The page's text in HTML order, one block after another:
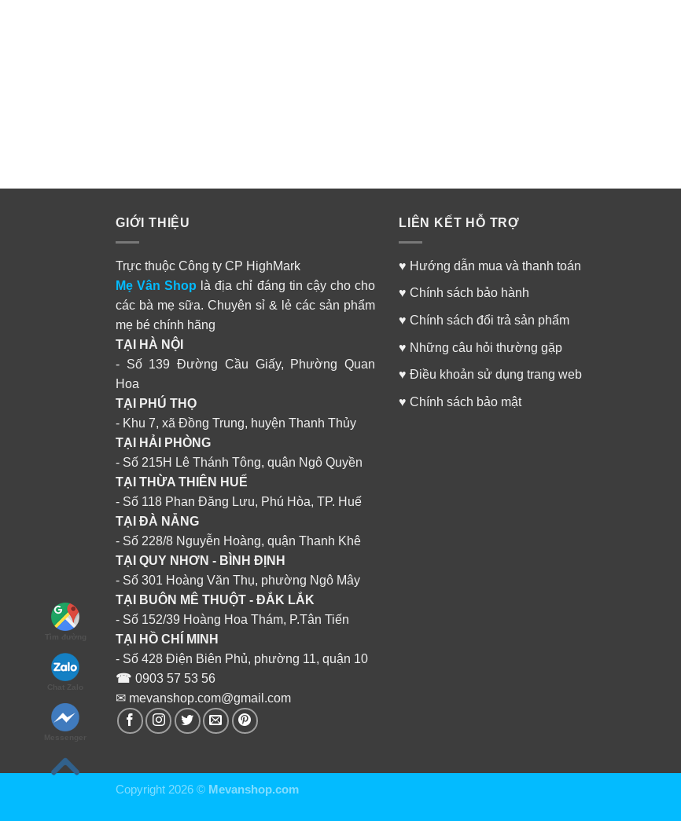
GIỚI THIỆU
Trực thuộc Công ty CP HighMark
Mẹ Vân Shop là địa chỉ đáng tin cậy cho cho
các bà mẹ sữa. Chuyên sỉ & lẻ các sản phẩm
mẹ bé chính hãng
TẠI HÀ NỘI
- Số 139 Đường Cầu Giấy, Phường Quan
Hoa
TẠI PHÚ THỌ
- Khu 7, xã Đồng Trung, huyện Thanh Thủy
TẠI HẢI PHÒNG
- Số 215H Lê Thánh Tông, quận Ngô Quyền
TẠI THỪA THIÊN HUẾ
- Số 118 Phan Đăng Lưu, Phú Hòa, TP. Huế
TẠI ĐÀ NẴNG
- Số 228/8 Nguyễn Hoàng, quận Thanh Khê
TẠI QUY NHƠN - BÌNH ĐỊNH
- Số 301 Hoàng Văn Thụ, phường Ngô Mây
TẠI BUÔN MÊ THUỘT - ĐẮK LẮK
- Số 152/39 Hoàng Hoa Thám, P.Tân Tiến
TẠI HỒ CHÍ MINH
- Số 428 Điện Biên Phủ, phường 11, quận 10
☎ 0903 57 53 56
✉ mevanshop.com@gmail.com
LIÊN KẾT HỖ TRỢ
♥ Hướng dẫn mua và thanh toán
♥ Chính sách bảo hành
♥ Chính sách đổi trả sản phẩm
♥ Những câu hỏi thường gặp
♥ Điều khoản sử dụng trang web
♥ Chính sách bảo mật
Copyright 2026 © Mevanshop.com